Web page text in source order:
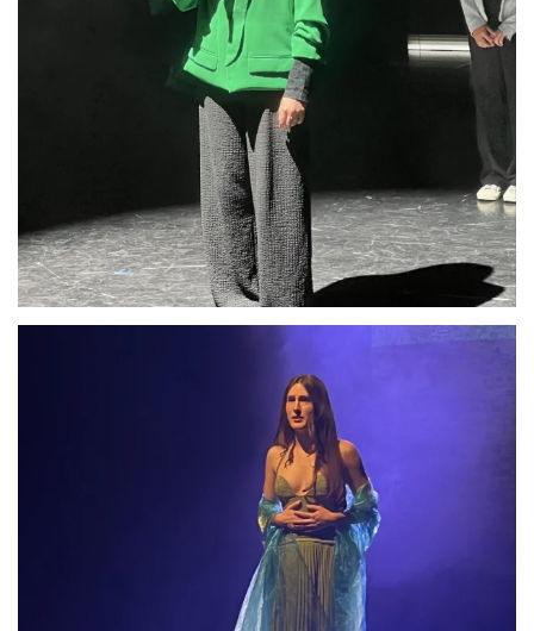
Anschauen....
Anschauen....